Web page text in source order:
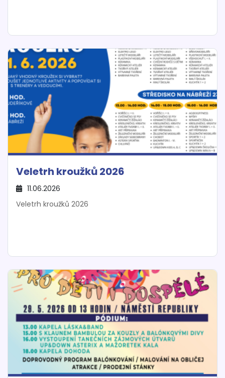
Veletrh kroužků 2026
11.06.2026
Veletrh kroužků 2026